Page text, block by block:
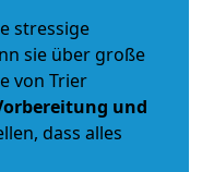
stressige
sie über große
von Trier
und
dass alles